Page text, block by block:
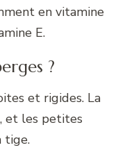
en vitamine
E.
?
et rigides. La
et les petites
tige.